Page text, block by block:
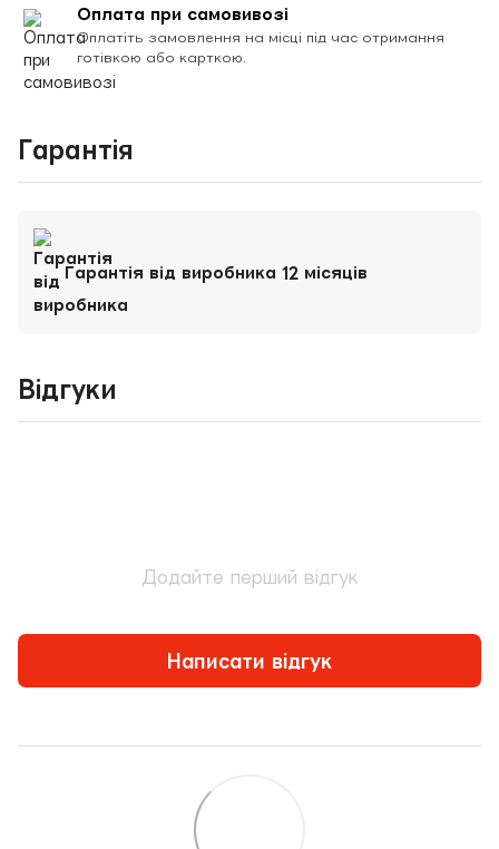
Оплата при самовивозі
Оплатіть замовлення на місці під час отримання
готівкою або карткою.
Гарантія
Гарантія від виробника 12 місяців
Відгуки
Додайте перший відгук
Написати відгук